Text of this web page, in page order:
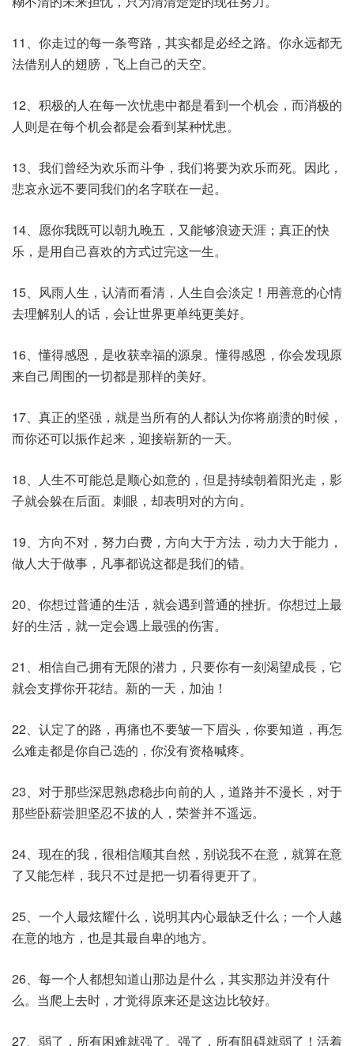
11、你走过的每一条弯路，其实都是必经之路。你永远都无
法借别人的翅膀，飞上自己的天空。
12、积极的人在每一次忧患中都是看到一个机会，而消极的
人则是在每个机会都是会看到某种忧患。
13、我们曾经为欢乐而斗争，我们将要为欢乐而死。因此，
悲哀永远不要同我们的名字联在一起。
14、愿你我既可以朝九晚五，又能够浪迹天涯；真正的快
乐，是用自己喜欢的方式过完这一生。
15、风雨人生，认清而看清，人生自会淡定！用善意的心情
去理解别人的话，会让世界更单纯更美好。
16、懂得感恩，是收获幸福的源泉。懂得感恩，你会发现原
来自己周围的一切都是那样的美好。
17、真正的坚强，就是当所有的人都认为你将崩溃的时候，
而你还可以振作起来，迎接崭新的一天。
18、人生不可能总是顺心如意的，但是持续朝着阳光走，影
子就会躲在后面。刺眼，却表明对的方向。
19、方向不对，努力白费，方向大于方法，动力大于能力，
做人大于做事，凡事都说这都是我们的错。
20、你想过普通的生活，就会遇到普通的挫折。你想过上最
好的生活，就一定会遇上最强的伤害。
21、相信自己拥有无限的潜力，只要你有一刻渴望成長，它
就会支撑你开花结。新的一天，加油！
22、认定了的路，再痛也不要皱一下眉头，你要知道，再怎
么难走都是你自己选的，你没有资格喊疼。
23、对于那些深思熟虑稳步向前的人，道路并不漫长，对于
那些卧薪尝胆坚忍不拔的人，荣誉并不遥远。
24、现在的我，很相信顺其自然，别说我不在意，就算在意
了又能怎样，我只不过是把一切看得更开了。
25、一个人最炫耀什么，说明其内心最缺乏什么；一个人越
在意的地方，也是其最自卑的地方。
26、每一个人都想知道山那边是什么，其实那边并没有什
么。当爬上去时，才觉得原来还是这边比较好。
27、弱了，所有困难就强了。强了，所有阻碍就弱了！活着